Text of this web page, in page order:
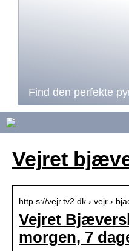
Find den perfekte
Vejret
http s://vejr.tv2.dk › vejr ›
Vejret
morgen, 7